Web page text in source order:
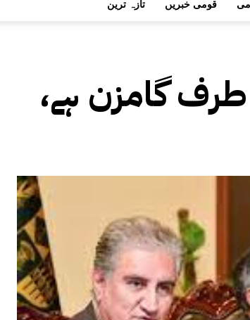
تازہ ترین قومی خبریں
گامزن ہے،